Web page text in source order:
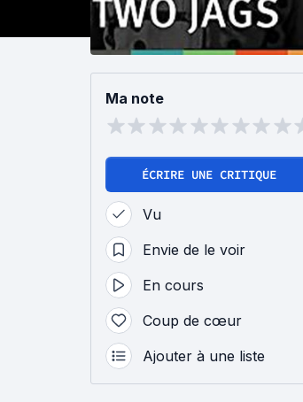
Ma note
ÉCRIRE UNE CRITIQUE
Vu
Envie de le voir
En cours
Coup de cœur
Ajouter à une liste